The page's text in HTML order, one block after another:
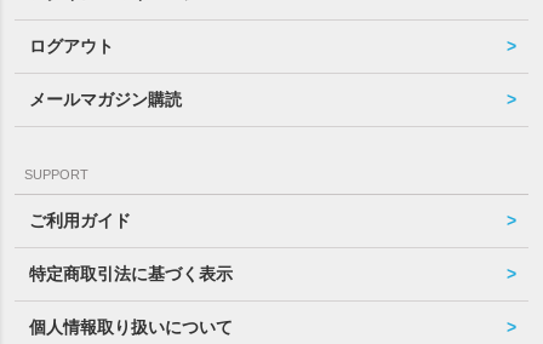
ログアウト
メールマガジン購読
SUPPORT
ご利用ガイド
特定商取引法に基づく表示
個人情報取り扱いについて